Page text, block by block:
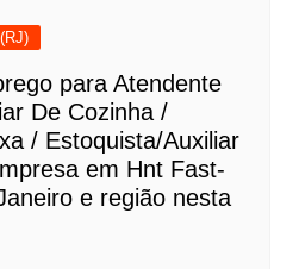
para Atendente
De Cozinha /
/ Estoquista/Auxiliar
em Hnt Fast-
e região nesta